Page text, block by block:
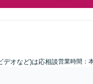
デオなど)は応相談営業時間：